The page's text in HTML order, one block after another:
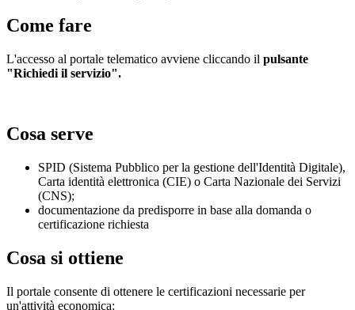
Come fare
L'accesso al portale telematico avviene cliccando il pulsante
"Richiedi il servizio".
Cosa serve
SPID (Sistema Pubblico per la gestione dell'Identità Digitale),
Carta identità elettronica (CIE) o Carta Nazionale dei Servizi
(CNS);
documentazione da predisporre in base alla domanda o
certificazione richiesta
Cosa si ottiene
Il portale consente di ottenere le certificazioni necessarie per
un'attività economica: